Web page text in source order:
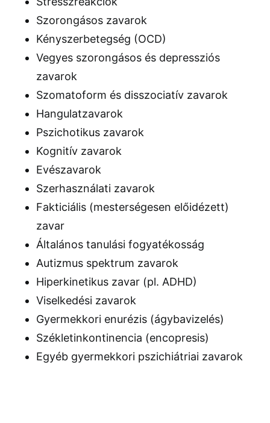
Szorongásos zavarok
Kényszerbetegség (OCD)
Vegyes szorongásos és depressziós
zavarok
Szomatoform és disszociatív zavarok
Hangulatzavarok
Pszichotikus zavarok
Kognitív zavarok
Evészavarok
Szerhasználati zavarok
Fakticiális (mesterségesen előidézett)
zavar
Általános tanulási fogyatékosság
Autizmus spektrum zavarok
Hiperkinetikus zavar (pl. ADHD)
Viselkedési zavarok
Gyermekkori enurézis (ágybavizelés)
Székletinkontinencia (encopresis)
Egyéb gyermekkori pszichiátriai zavarok